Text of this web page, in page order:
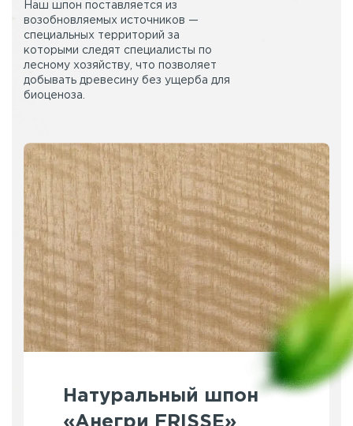
Наш шпон поставляется из
возобновляемых источников —
специальных территорий за
которыми следят специалисты по
лесному хозяйству, что позволяет
добывать древесину без ущерба для
биоценоза.
Натуральный шпон
«Анегри FRISSE»